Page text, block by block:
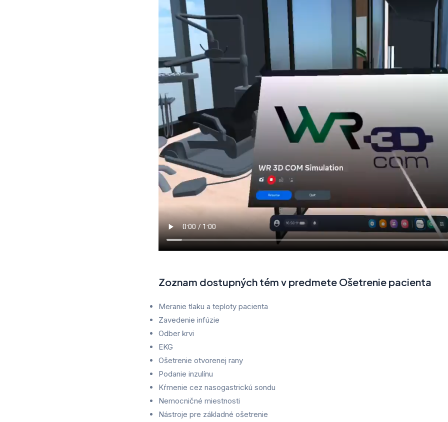
Zoznam dostupných tém v predmete Ošetrenie pacienta
Meranie tlaku a teploty pacienta
Zavedenie infúzie
Odber krvi
EKG
Ošetrenie otvorenej rany
Podanie inzulínu
Kŕmenie cez nasogastrickú sondu
Nemocničné miestnosti
Nástroje pre základné ošetrenie